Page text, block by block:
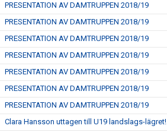
PRESENTATION AV DAMTRUPPEN 2018/19
PRESENTATION AV DAMTRUPPEN 2018/19
PRESENTATION AV DAMTRUPPEN 2018/19
PRESENTATION AV DAMTRUPPEN 2018/19
PRESENTATION AV DAMTRUPPEN 2018/19
PRESENTATION AV DAMTRUPPEN 2018/19
PRESENTATION AV DAMTRUPPEN 2018/19
Clara Hansson uttagen till U19 landslags-lägret!